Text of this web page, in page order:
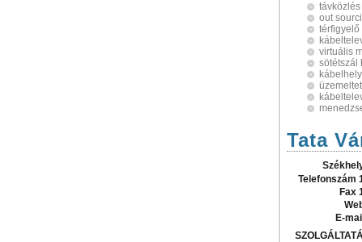
távközlés
out
térfigyelő
virtuális
sötétszál
Tata
Telefonszám
Fax
E-